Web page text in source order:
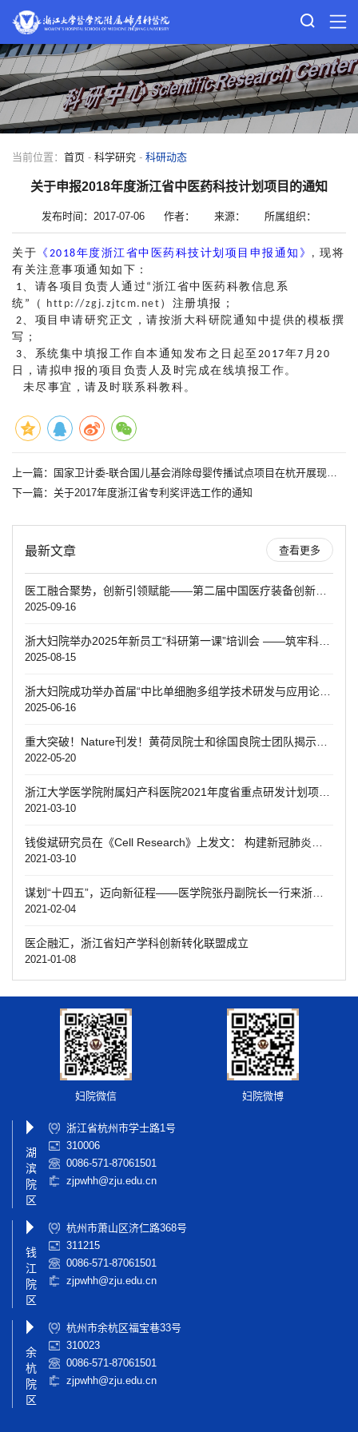
当前位置： 首页 - 科学研究 - 科研动态
关于申报2018年度浙江省中医药科技计划项目的通知
发布时间：2017-07-06 作者： 来源： 所属组织：
关于 《2018年度浙江省中医药科技计划项目申报通知》 , 现将
有关注意事项通知如下：
1、请各项目负责人通过“浙江省中医药科教信息系
统”（
http://zgj.zjtcm.net ）注册填报；
2、项目申请研究正文，请按浙大科研院通知中提供的模板撰
写；
3、系统集中填报工作自本通知发布之日起至2017年7月20
日，请拟申报的项目负责人及时完成在线填报工作。
未尽事宜，请及时联系科教科。
上一篇：
国家卫计委-联合国儿基会消除母婴传播试点项目在杭开展现场调研
下一篇： 关于2017年度浙江省专利奖评选工作的通知
最新文章 查看更多
2025-09-16
2025-08-15
2025-06-16
2022-05-20
2021-03-10
2021-03-10
2021-02-04
医企融汇，浙江省妇产学科创新转化联盟成立
2021-01-08
妇院微信 妇院微博
湖
滨
院
区
浙江省杭州市学士路1号
310006
0086-571-87061501
zjpwhh@zju.edu.cn
钱
江
院
区
杭州市萧山区济仁路368号
311215
0086-571-87061501
zjpwhh@zju.edu.cn
余
杭
院
区
杭州市余杭区福宝巷33号
310023
0086-571-87061501
zjpwhh@zju.edu.cn